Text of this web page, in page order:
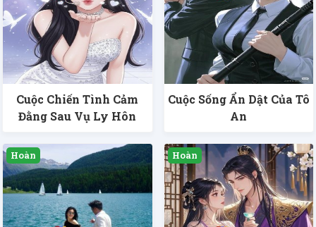
Cuộc Chiến Tình Cảm
Đằng Sau Vụ Ly Hôn
Cuộc Sống Ẩn Dật Của Tô
An